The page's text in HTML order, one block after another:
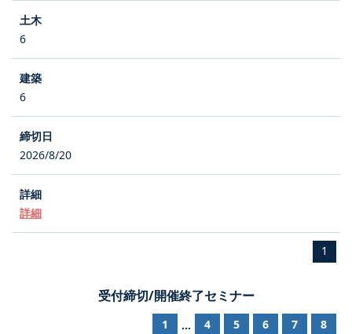
6
6
2026/8/20
詳細
1
受付締切/開催終了セミナー
1 ... 4 5 6 7 8